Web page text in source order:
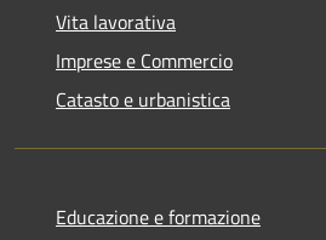
Vita lavorativa
Imprese e Commercio
Catasto e urbanistica
Educazione e formazione